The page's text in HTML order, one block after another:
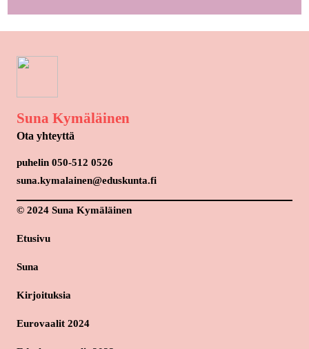
Suna Kymäläinen
Ota yhteyttä
puhelin 050-512 0526
suna.kymalainen@eduskunta.fi
© 2024 Suna Kymäläinen
Etusivu
Suna
Kirjoituksia
Eurovaalit 2024